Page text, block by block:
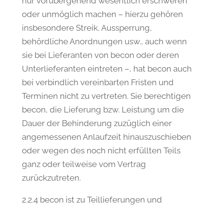
oder unmöglich machen – hierzu gehören
insbesondere Streik, Aussperrung,
behördliche Anordnungen usw., auch wenn
sie bei Lieferanten von becon oder deren
Unterlieferanten eintreten –, hat becon auch
bei verbindlich vereinbarten Fristen und
Terminen nicht zu vertreten. Sie berechtigen
becon, die Lieferung bzw. Leistung um die
Dauer der Behinderung zuzüglich einer
angemessenen Anlaufzeit hinauszuschieben
oder wegen des noch nicht erfüllten Teils
ganz oder teilweise vom Vertrag
zurückzutreten.
2.2.4 becon ist zu Teillieferungen und